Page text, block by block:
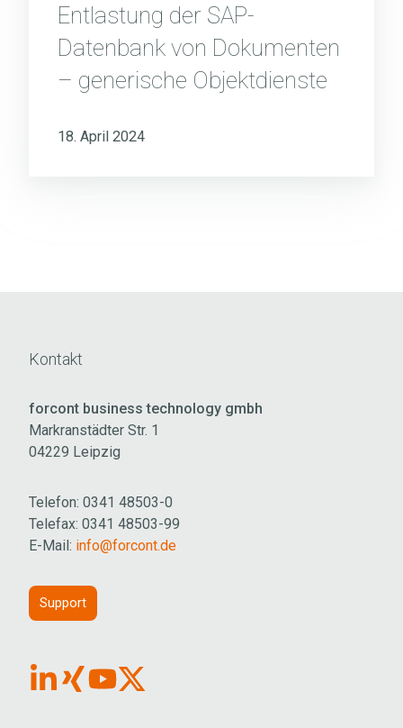
Entlastung der SAP-
Datenbank von Dokumenten
– generische Objektdienste
18. April 2024
Kontakt
forcont business technology gmbh
Markranstädter Str. 1
04229 Leipzig
Telefon: 0341 48503-0
Telefax: 0341 48503-99
E-Mail: info@forcont.de
Support
Link LinkLinkLink